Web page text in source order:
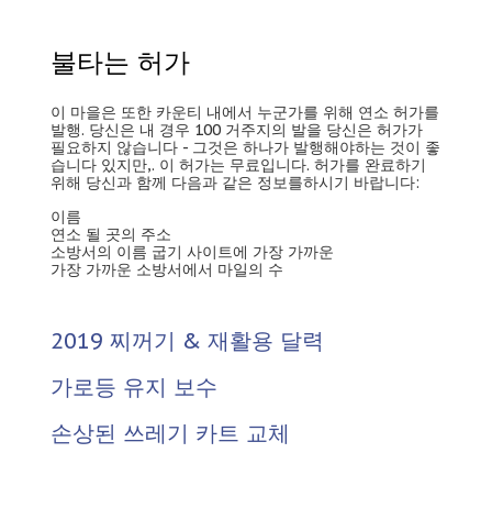
불타는 허가
이 마을은 또한 카운티 내에서 누군가를 위해 연소 허가를
발행. 당신은 내 경우 100 거주지의 발을 당신은 허가가
필요하지 않습니다 - 그것은 하나가 발행해야하는 것이 좋
습니다 있지만,. 이 허가는 무료입니다. 허가를 완료하기
위해 당신과 함께 다음과 같은 정보를하시기 바랍니다:
이름
연소 될 곳의 주소
소방서의 이름 굽기 사이트에 가장 가까운
가장 가까운 소방서에서 마일의 수
2019 찌꺼기 & 재활용 달력
가로등 유지 보수
손상된 쓰레기 카트 교체